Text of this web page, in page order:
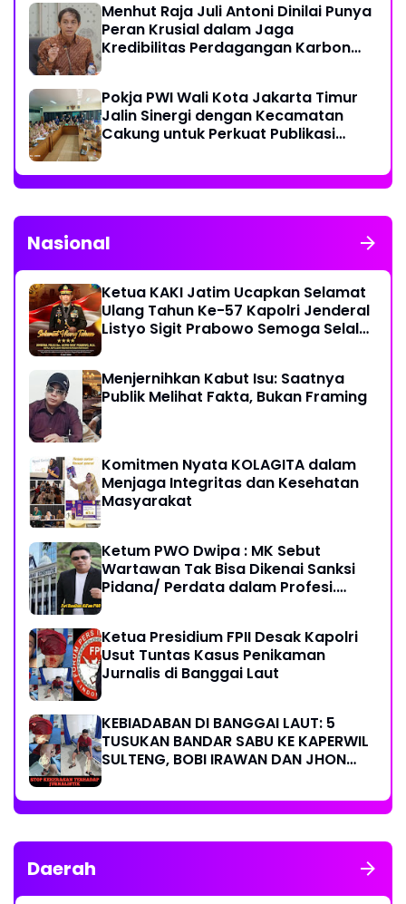
Menhut Raja Juli Antoni Dinilai Punya
Peran Krusial dalam Jaga
Kredibilitas Perdagangan Karbon
Pokja PWI Wali Kota Jakarta Timur
Jalin Sinergi dengan Kecamatan
Cakung untuk Perkuat Publikasi
Nasional
Ketua KAKI Jatim Ucapkan Selamat
Ulang Tahun Ke-57 Kapolri Jenderal
Listyo Sigit Prabowo Semoga Selalu
Menjernihkan Kabut Isu: Saatnya
Publik Melihat Fakta, Bukan Framing
Komitmen Nyata KOLAGITA dalam
Menjaga Integritas dan Kesehatan
Masyarakat
Ketum PWO Dwipa : MK Sebut
Wartawan Tak Bisa Dikenai Sanksi
Pidana/ Perdata dalam Profesi.
Ketua Presidium FPII Desak Kapolri
Usut Tuntas Kasus Penikaman
Jurnalis di Banggai Laut
KEBIADABAN DI BANGGAI LAUT: 5
TUSUKAN BANDAR SABU KE KAPERWIL
SULTENG, BOBI IRAWAN DAN JHON
KERAS KINERJA POLRI!
Daerah